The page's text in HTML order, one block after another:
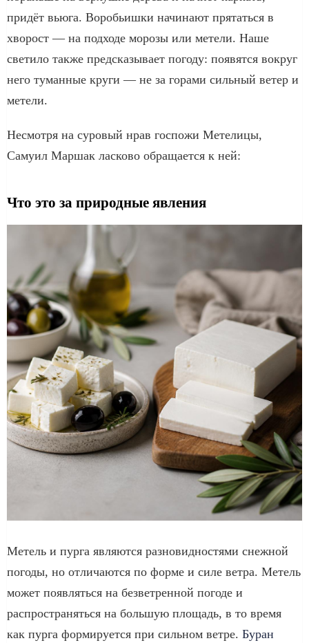
придёт вьюга. Воробьишки начинают прятаться в
хворост — на подходе морозы или метели. Наше
светило также предсказывает погоду: появятся вокруг
него туманные круги — не за горами сильный ветер и
метели.
Несмотря на суровый нрав госпожи Метелицы,
Самуил Маршак ласково обращается к ней:
Что это за природные явления
Метель и пурга являются разновидностями снежной
погоды, но отличаются по форме и силе ветра. Метель
может появляться на безветренной погоде и
распространяться на большую площадь, в то время
как пурга формируется при сильном ветре. Буран